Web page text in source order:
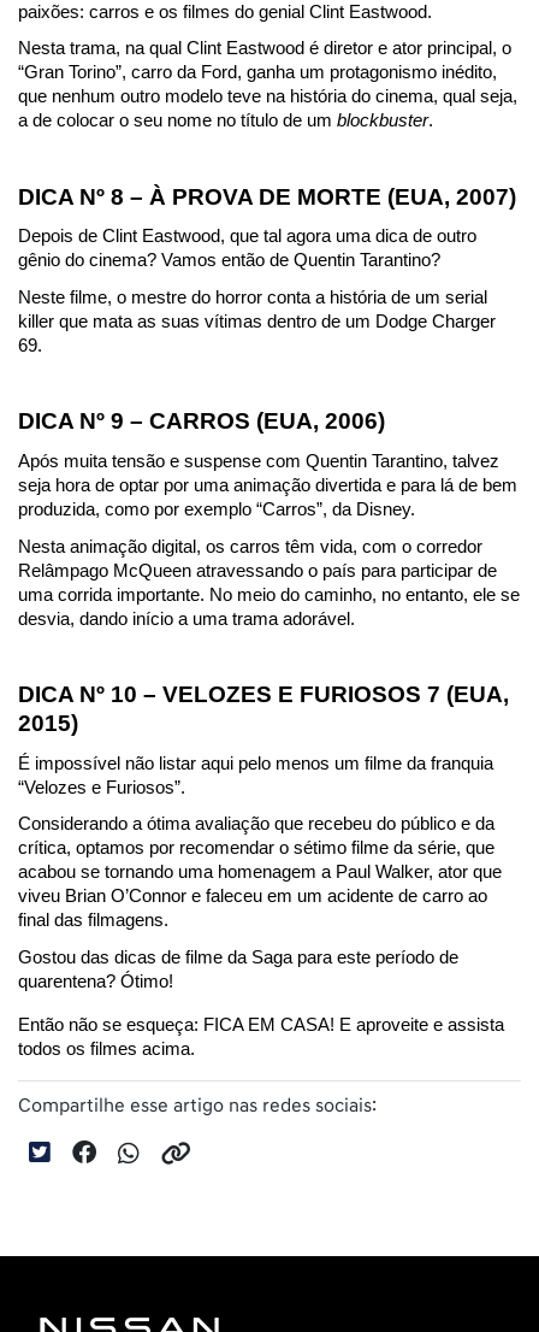
paixões: carros e os filmes do genial Clint Eastwood.
Nesta trama, na qual Clint Eastwood é diretor e ator principal, o
“Gran Torino”, carro da Ford, ganha um protagonismo inédito,
que nenhum outro modelo teve na história do cinema, qual seja,
a de colocar o seu nome no título de um blockbuster.
DICA Nº 8 – À PROVA DE MORTE (EUA, 2007)
Depois de Clint Eastwood, que tal agora uma dica de outro
gênio do cinema? Vamos então de Quentin Tarantino?
Neste filme, o mestre do horror conta a história de um serial
killer que mata as suas vítimas dentro de um Dodge Charger
69.
DICA Nº 9 – CARROS (EUA, 2006)
Após muita tensão e suspense com Quentin Tarantino, talvez
seja hora de optar por uma animação divertida e para lá de bem
produzida, como por exemplo “Carros”, da Disney.
Nesta animação digital, os carros têm vida, com o corredor
Relâmpago McQueen atravessando o país para participar de
uma corrida importante. No meio do caminho, no entanto, ele se
desvia, dando início a uma trama adorável.
DICA Nº 10 – VELOZES E FURIOSOS 7 (EUA,
2015)
É impossível não listar aqui pelo menos um filme da franquia
“Velozes e Furiosos”.
Considerando a ótima avaliação que recebeu do público e da
crítica, optamos por recomendar o sétimo filme da série, que
acabou se tornando uma homenagem a Paul Walker, ator que
viveu Brian O’Connor e faleceu em um acidente de carro ao
final das filmagens.
Gostou das dicas de filme da Saga para este período de
quarentena? Ótimo!
Então não se esqueça: FICA EM CASA! E aproveite e assista
todos os filmes acima.
Compartilhe esse artigo nas redes sociais: